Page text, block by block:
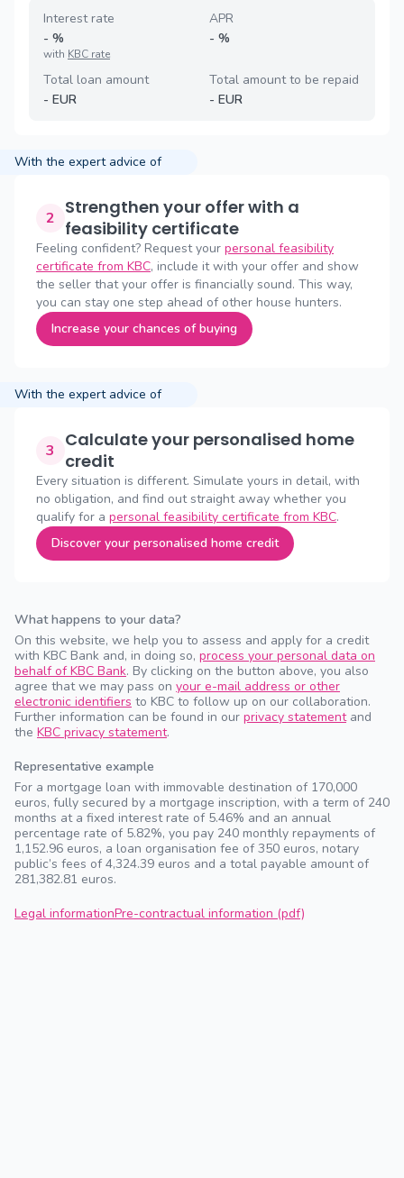
Interest rate
- %
with KBC rate
APR
- %
Total loan amount
- EUR
Total amount to be repaid
- EUR
With the expert advice of
2 Strengthen your offer with a
feasibility certificate
Feeling confident? Request your personal feasibility
certificate from KBC, include it with your offer and show
the seller that your offer is financially sound. This way,
you can stay one step ahead of other house hunters.
Increase your chances of buying
With the expert advice of
3
Calculate your personalised home
credit
Every situation is different. Simulate yours in detail, with
no obligation, and find out straight away whether you
qualify for a personal feasibility certificate from KBC.
Discover your personalised home credit
What happens to your data?
On this website, we help you to assess and apply for a credit
with KBC Bank and, in doing so, process your personal data on
behalf of KBC Bank. By clicking on the button above, you also
agree that we may pass on your e-mail address or other
electronic identifiers to KBC to follow up on our collaboration.
Further information can be found in our privacy statementand
the KBC privacy statement.
Representative example
For a mortgage loan with immovable destination of 170,000
euros, fully secured by a mortgage inscription, with a term of 240
months at a fixed interest rate of 5.46% and an annual
percentage rate of 5.82%, you pay 240 monthly repayments of
1,152.96 euros, a loan organisation fee of 350 euros, notary
public’s fees of 4,324.39 euros and a total payable amount of
281,382.81 euros.
Legal informationPre-contractual information (pdf)